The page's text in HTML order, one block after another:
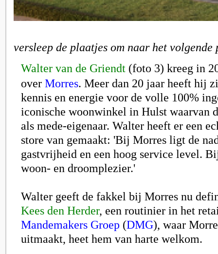
versleep de plaatjes om naar het
Walter van de Griendt (foto 3) kreeg in
over Morres. Meer dan 20 jaar heeft hij
kennis en energie voor de volle 100%
iconische woonwinkel in Hulst waarvan
als mede-eigenaar. Walter heeft er een
store van gemaakt: 'Bij Morres ligt de
gastvrijheid en een hoog service level.
woon- en droomplezier.'
Walter geeft de fakkel bij Morres nu
Kees den Herder, een routinier in het
Mandemakers Groep (DMG), waar
uitmaakt, heet hem van harte welkom.